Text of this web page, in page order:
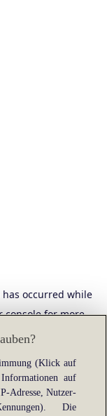
occurred while
consolefor more
(Klick auf
auf
Adresse, Nutzer-
Die